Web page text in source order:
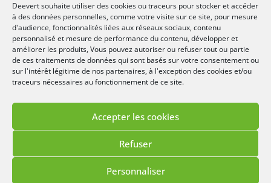
Deevert souhaite utiliser des cookies ou traceurs pour stocker et accéder
à des données personnelles, comme votre visite sur ce site, pour mesure
d'audience, fonctionnalités liées aux réseaux sociaux, contenu
personnalisé et mesure de performance du contenu, développer et
améliorer les produits, Vous pouvez autoriser ou refuser tout ou partie
de ces traitements de données qui sont basés sur votre consentement ou
sur l'intérêt légitime de nos partenaires, à l'exception des cookies et/ou
traceurs nécessaires au fonctionnement de ce site.
Accepter les cookies
Refuser
Personnaliser
deevert.com
Mentions légales Politique de cookies